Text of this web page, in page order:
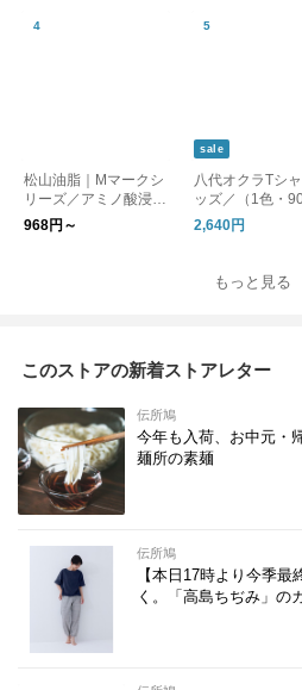
松山油脂｜Mマークシ
リーズ／アミノ酸浸透
水
968円～
sale
八代オクラTシ
ッズ／（1色・90
0）／勝手に日高
おみやげシリー
2,640円
もっと見る
このストアの新着ストアレター
伝所鳩
今年も入荷、お中元・
麺所の素麺
伝所鳩
【本日17時より今季
く。「高島ちぢみ」の